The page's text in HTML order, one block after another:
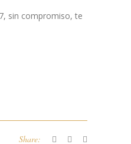
sin compromiso, te
Share: